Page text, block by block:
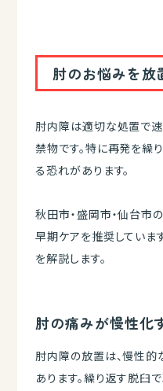
肘のお悩みを放
肘内障は適切な処置で
禁物です。特に再発を繰
る恐れがあります。
秋田市・盛岡市・仙台市
早期ケアを推奨していま
を解説します。
肘の痛みが慢性化
肘内障の放置は、慢性
あります。繰り返す脱臼